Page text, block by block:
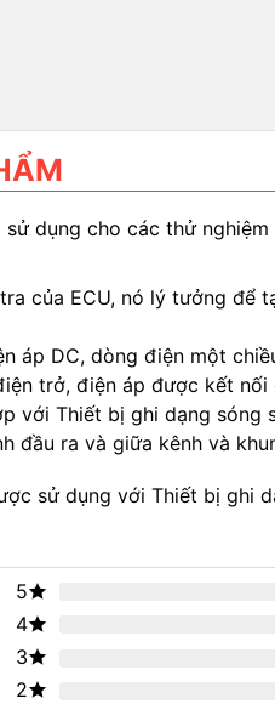
dụng cho các thử
của ECU, nó lý tưởng để
áp DC, dòng điện một
trở, điện áp được kết
với Thiết bị ghi dạng sóng
đầu ra và giữa kênh và
sử dụng với Thiết bị ghi
5
4
3
2